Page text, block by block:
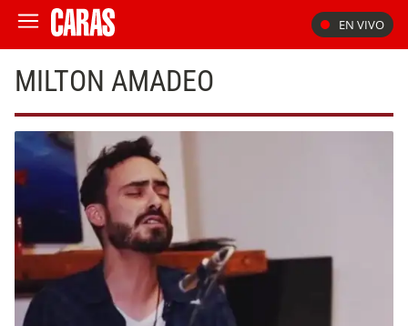
EN VIVO
MILTON AMADEO